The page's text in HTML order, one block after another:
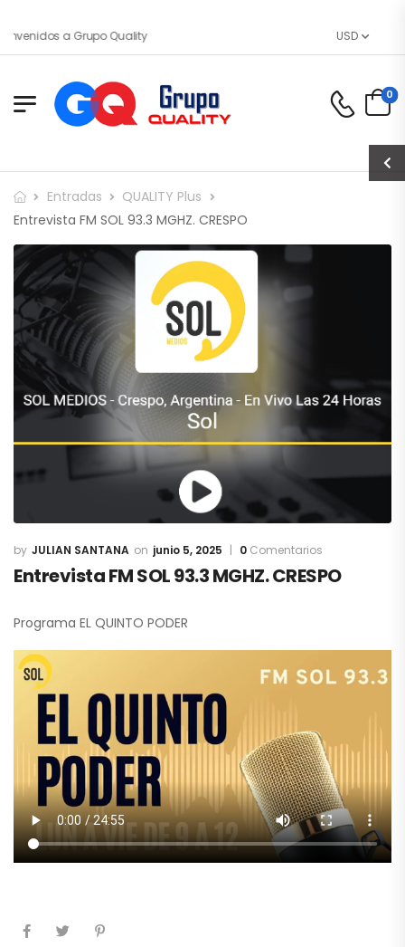
a Grupo Quality USD
0
Entradas
QUALITY Plus
Entrevista FM SOL 93.3 MGHZ. CRESPO
JULIAN SANTANA junio 5, 2025 0 Comentarios
Entrevista FM SOL 93.3 MGHZ. CRESPO
Programa EL QUINTO PODER